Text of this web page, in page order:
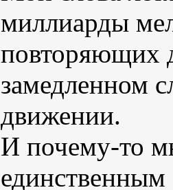
миллиарды
повторяющих
замедленном
движении.
И почему-то
единственным